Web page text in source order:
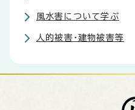
風水害について学ぶ
人的被害・建物被害等